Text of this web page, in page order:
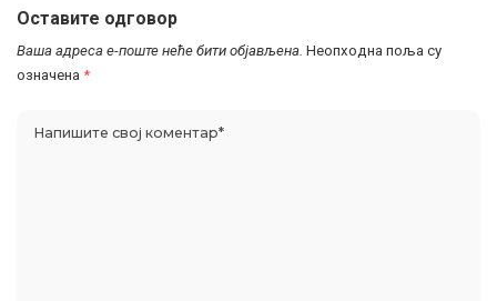
Оставите одговор
Ваша адреса е-поште неће бити објављена. Неопходна поља су
означена *